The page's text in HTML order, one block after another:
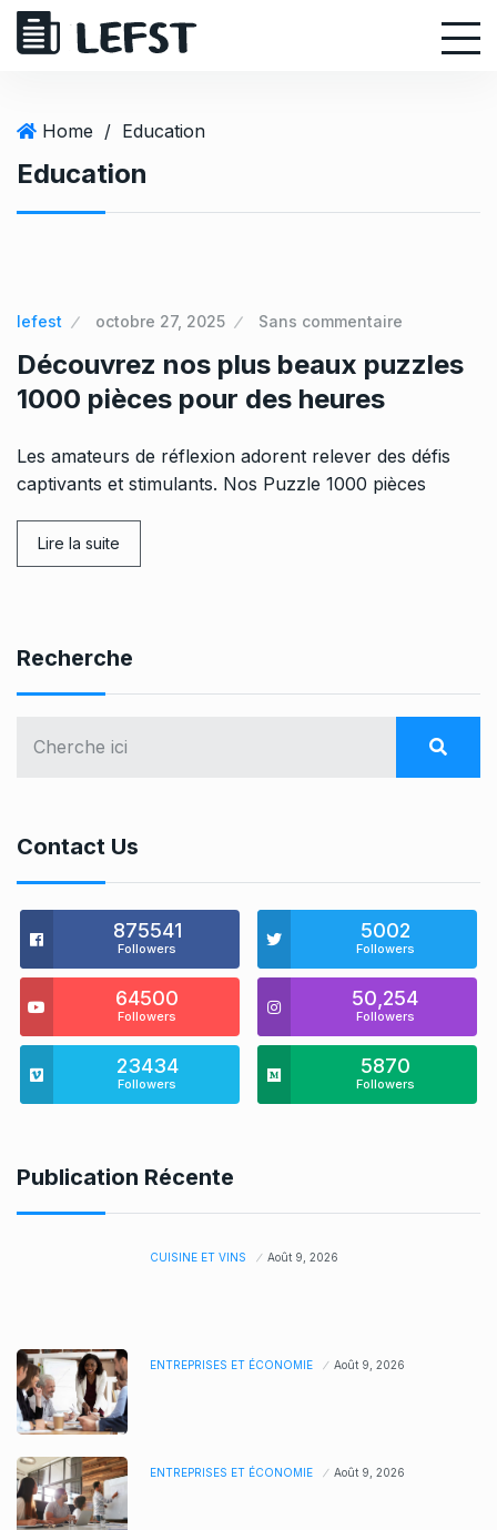
Home / Education
Education
lefest octobre 27, 2025 Sans commentaire
Découvrez nos plus beaux puzzles
1000 pièces pour des heures
Les amateurs de réflexion adorent relever des défis
captivants et stimulants. Nos Puzzle 1000 pièces
Lire la suite
Recherche
Contact Us
875541
Followers
5002
Followers
64500
Followers
50,254
Followers
23434
Followers
5870
Followers
Publication Récente
CUISINE ET VINS Août 9, 2026
ENTREPRISES ET ÉCONOMIE Août 9, 2026
ENTREPRISES ET ÉCONOMIE Août 9, 2026